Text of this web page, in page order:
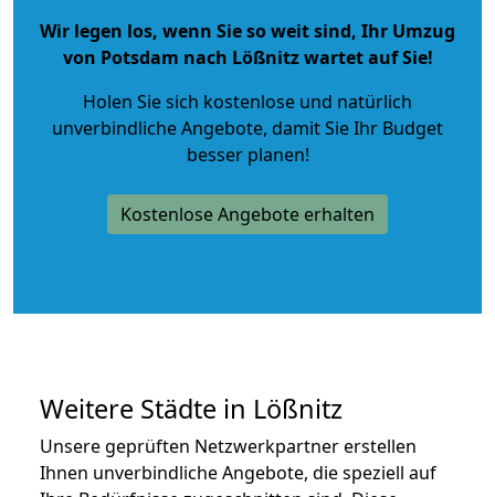
Wir legen los, wenn Sie so weit sind, Ihr Umzug
von Potsdam nach Lößnitz wartet auf Sie!
Holen Sie sich kostenlose und natürlich
unverbindliche Angebote, damit Sie Ihr Budget
besser planen!
Kostenlose Angebote erhalten
Weitere Städte in Lößnitz
Unsere geprüften Netzwerkpartner erstellen
Ihnen unverbindliche Angebote, die speziell auf